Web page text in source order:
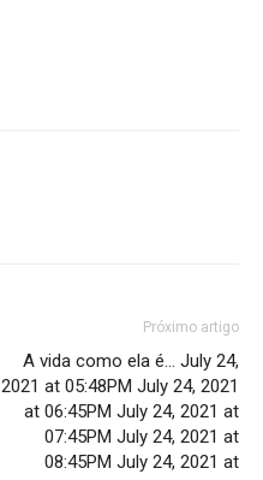
Próximo artigo
A vida como ela é… July 24,
2021 at 05:48PM July 24, 2021
at 06:45PM July 24, 2021 at
07:45PM July 24, 2021 at
08:45PM July 24, 2021 at